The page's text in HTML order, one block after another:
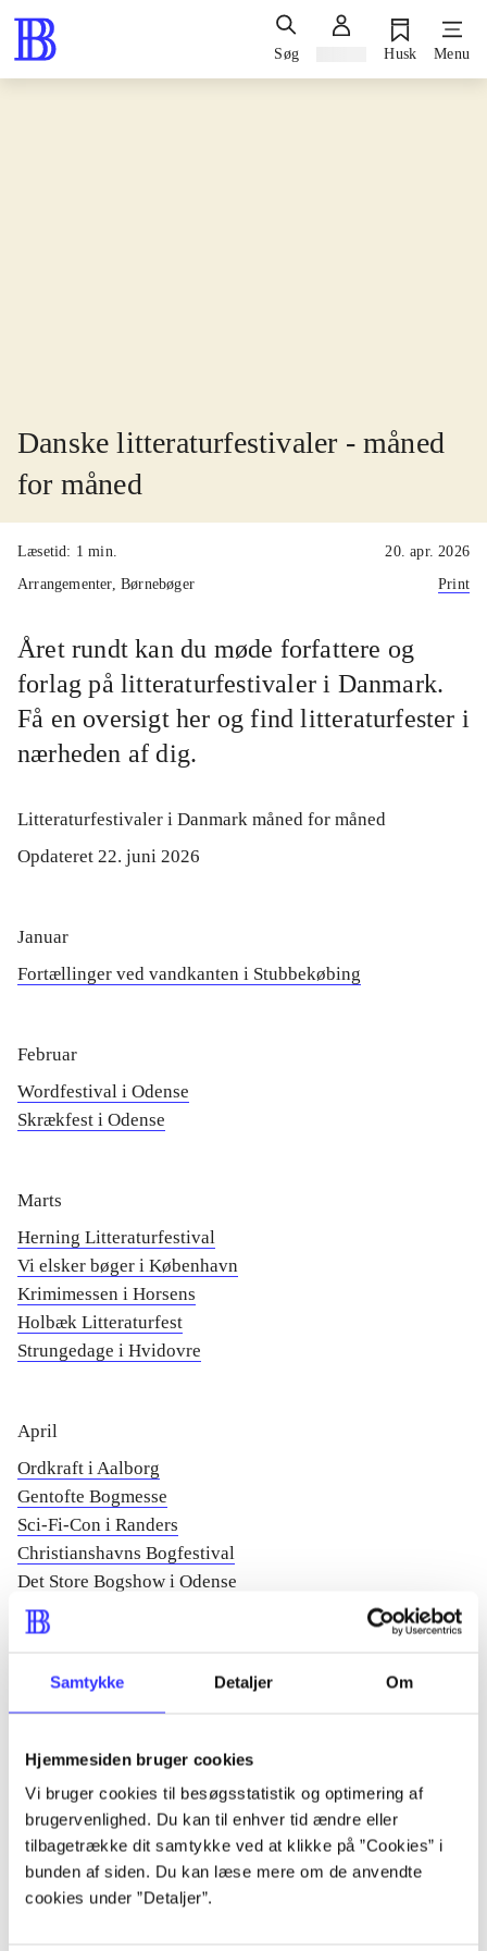
Samtykke Detaljer Om
Hjemmesiden bruger cookies
Vi bruger cookies til besøgsstatistik og optimering af
brugervenlighed. Du kan til enhver tid ændre eller
tilbagetrække dit samtykke ved at klikke på ”Cookies” i
bunden af siden. Du kan læse mere om de anvendte
cookies under ”Detaljer”.
Søg Husk Menu
Danske litteraturfestivaler - måned
for måned
Læsetid: 1 min.
20. apr. 2026
Arrangementer, Børnebøger
Print
Året rundt kan du møde forfattere og
forlag på litteraturfestivaler i Danmark.
Få en oversigt her og find litteraturfester i
nærheden af dig.
Litteraturfestivaler i Danmark måned for måned
Opdateret 22. juni 2026
Januar
Fortællinger ved vandkanten i Stubbekøbing
Februar
Wordfestival i Odense
Skrækfest i Odense
Marts
Herning Litteraturfestival
Vi elsker bøger i København
Krimimessen i Horsens
Holbæk Litteraturfest
Strungedage i Hvidovre
April
Ordkraft i Aalborg
Gentofte Bogmesse
Sci-Fi-Con i Randers
Christianshavns Bogfestival
Det Store Bogshow i Odense
Sommertid Poesifestival
Sønderjyllands Bogmesse
Copenhagen Comics
Sløngeldage i Skanderborg
Litteratur på Store Torv i Aarhus
Roskilde Litteraturfestival
Næver Tell i Næstved